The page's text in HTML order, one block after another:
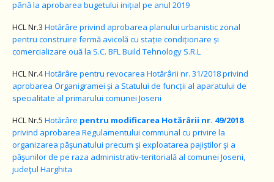
până la aprobarea bugetului inițial pe anul 2019
HCL Nr.3 Hotărâre privind aprobarea planului urbanistic zonal
pentru construire fermă avicolă cu stație condiționare și
comercializare ouă la S.C. BFL Build Tehnology S.R.L
HCL Nr.4Hotărâre pentru revocarea Hotărârii nr. 31/2018 privind
aprobarea Organigramei și a Statului de funcții al aparatului de
specialitate al primarului comunei Joseni
HCL Nr.5 Hotărâre pentru modificarea Hotărârii nr. 49/2018
privind aprobarea Regulamentului communal cu privire la
organizarea păşunatului precum şi exploatarea pajiştilor şi a
păşunilorde pe raza administrativ-teritorială al comunei Joseni,
judeţul Harghita